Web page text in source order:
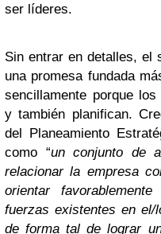
ser líderes.
Sin entrar en detalles, el
una promesa fundada
sencillamente porque
y también planifican.
del Planeamiento
como “un conjunto de
relacionar la empresa
orientar
fuerzas existentes en el/
de forma tal de lograr